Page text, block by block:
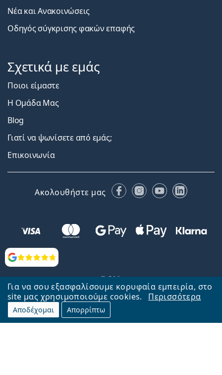
Για να σου εξασφαλίσουμε κορυφαία εμπειρία, στο
site μας χρησιμοποιούμε cookies.
Περισσότερα
Αποδέχομαι Απορρίπτω
Αξιολογήσεις
Νέα και Ανακοινώσεις
Οδηγός σύγκρισης φακών επαφής
Σχετικά με εμάς
Ποιοι είμαστε
Η Ομάδα Μας
Blog
Γιατί να ψωνίσετε από εμάς;
Επικοινωνία
Ακολουθήστε μας FacebookInstagram
YouTubeLinkedIn
Επιστροφή στην αρχική σελίδα